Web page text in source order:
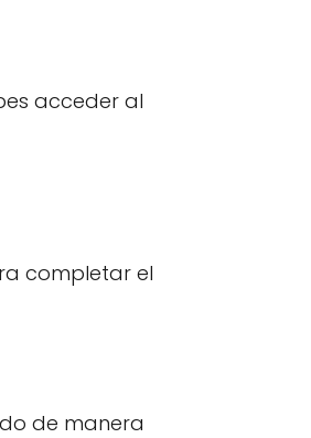
acceder al
completar el
de manera